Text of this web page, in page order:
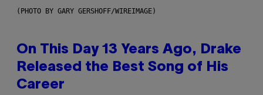
(PHOTO BY GARY GERSHOFF/WIREIMAGE)
On This Day 13 Years Ago, Drake
Released the Best Song of His
Career